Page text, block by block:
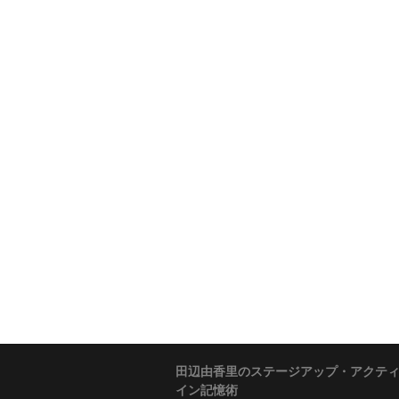
田辺由香里のステージアップ・アクテ
イン記憶術